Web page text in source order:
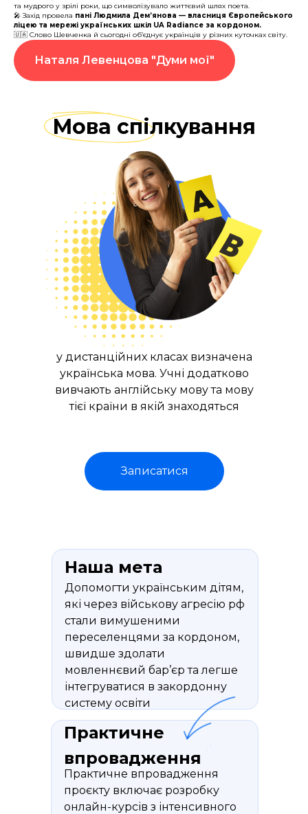
та мудрого у зрілі роки, що символізувало життєвий шлях поета.
🎤 Захід провела пані Людмила Дем’янова — власниця Європейського
ліцею та мережі українських шкіл UA Radiance за кордоном.
🇺🇦 Слово Шевченка й сьогодні об’єднує українців у різних куточках світу.
Наталя Левенцова "Думи мої"
Мова спілкування
у дистанційних класах визначена
українська мова. Учні додатково
вивчають англійську мову та мову
тієї країни в якій знаходяться
Записатися
Наша мета
Допомогти українським дітям,
які через військову агресію рф
стали вимушеними
переселенцями за кордоном,
швидше здолати
мовленнєвий бар’єр та легше
інтегруватися в закордонну
систему освіти
Практичне
впровадження
Практичне впровадження
проєкту включає розробку
онлайн-курсів з інтенсивного